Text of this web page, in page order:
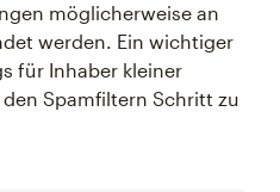
möglicherweise an
werden. Ein wichtiger
für Inhaber kleiner
Spamfiltern Schritt zu